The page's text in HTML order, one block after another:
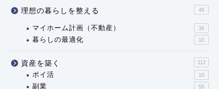
理想の暮らしを整える 46
マイホーム計画（不動産） 36
暮らしの最適化 10
資産を築く 112
ポイ活 10
副業 55